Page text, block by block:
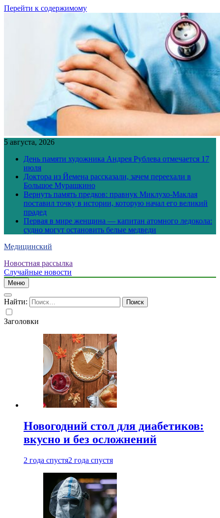
Перейти к содержимому
5 августа, 2026
День памяти художника Андрея Рублева отмечается 17
июля
Доктора из Йемена рассказали, зачем переехали в
Большое Мурашкино
Вернуть память предков: правнук Миклухо-Маклая
поставил точку в истории, которую начал его великий
прадед
Первая в мире женщина — капитан атомного ледокола:
судно могут остановить белые медведи
Медицинский
Новостная рассылка
Случайные новости
Меню
Найти:
Заголовки
Новогодний стол для диабетиков:
вкусно и без осложнений
2 года спустя2 года спустя